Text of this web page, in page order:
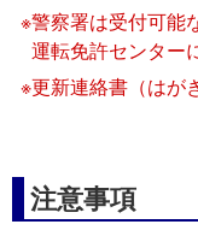
警察署は受付可能
運転免許センター
更新連絡書（はが
注意事項